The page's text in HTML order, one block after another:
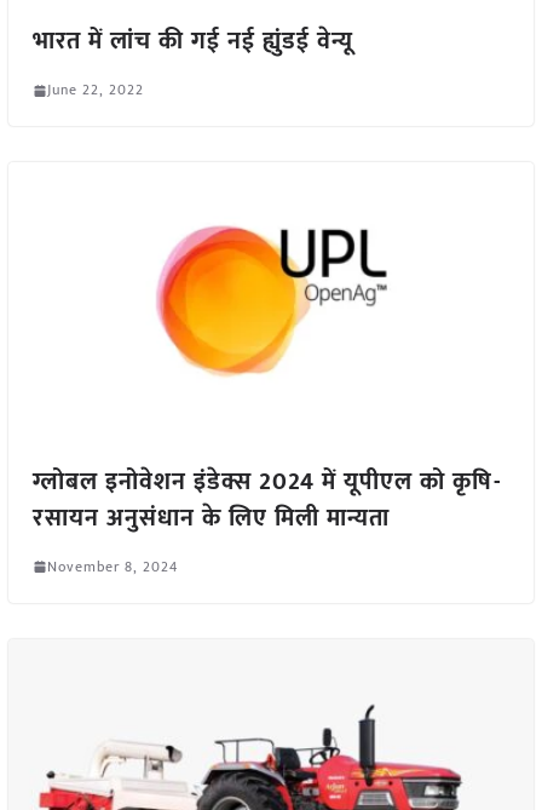
भारत में लांच की गई नई ह्युंडई वेन्यू
June 22, 2022
ग्लोबल इनोवेशन इंडेक्स 2024 में यूपीएल को कृषि-
रसायन अनुसंधान के लिए मिली मान्यता
November 8, 2024